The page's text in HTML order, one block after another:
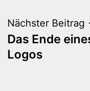
Nächster Beitrag
Das Ende
Logos